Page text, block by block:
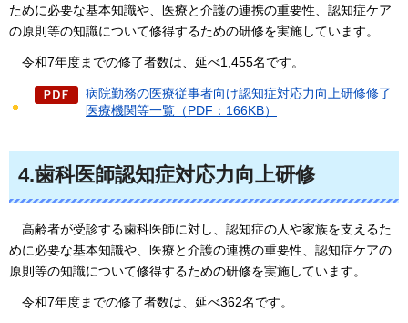
ために必要な基本知識や、医療と介護の連携の重要性、認知症ケア
の原則等の知識について修得するための研修を実施しています。
令和7年度までの修了者数は、延べ1,455名です。
病院勤務の医療従事者向け認知症対応力向上研修修了
医療機関等一覧（PDF：166KB）
4.歯科医師認知症対応力向上研修
高齢者が受診する歯科医師に対し、認知症の人や家族を支えるた
めに必要な基本知識や、医療と介護の連携の重要性、認知症ケアの
原則等の知識について修得するための研修を実施しています。
令和7年度までの修了者数は、延べ362名です。